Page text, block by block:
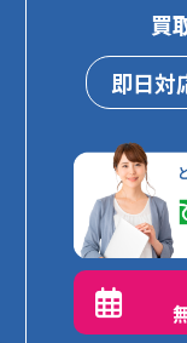
買
即日対